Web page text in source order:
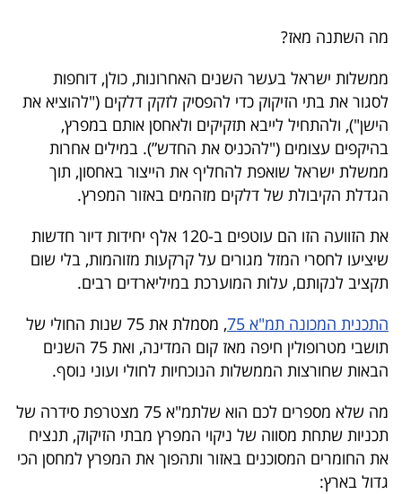
פודקאסט
40
UNDER
40
שיתופי
ניוזלטרים
מייל
אדום
מה השתנה מאז?
ממשלות ישראל בעשר השנים האחרונות, כולן, דוחפות
לסגור את בתי הזיקוק כדי להפסיק לזקק דלקים ("להוציא את
הישן"), ולהתחיל לייבא תזקיקים ולאחסן אותם במפרץ,
בהיקפים עצומים ("להכניס את החדש”). במילים אחרות
ממשלת ישראל שואפת להחליף את הייצור באחסון, תוך
הגדלת הקיבולת של דלקים מזהמים באזור המפרץ.
את הזוועה הזו הם עוטפים ב-120 אלף יחידות דיור חדשות
שיציעו לחסרי המזל מגורים על קרקעות מזוהמות, בלי שום
תקציב לנקותם, עלות המוערכת במיליארדים רבים.
התכנית המכונה תמ"א 75
, מסמלת את 75 שנות החולי של
תושבי מטרופולין חיפה מאז קום המדינה, ואת 75 השנים
הבאות שחורצות הממשלות הנוכחיות לחולי ועוני נוסף.
מה שלא מספרים לכם הוא שלתמ"א 75 מצטרפת סידרה של
תכניות שתחת מסווה של ניקוי המפרץ מבתי הזיקוק, תנציח
את החומרים המסוכנים באזור ותהפוך את המפרץ למחסן הכי
גדול בארץ: